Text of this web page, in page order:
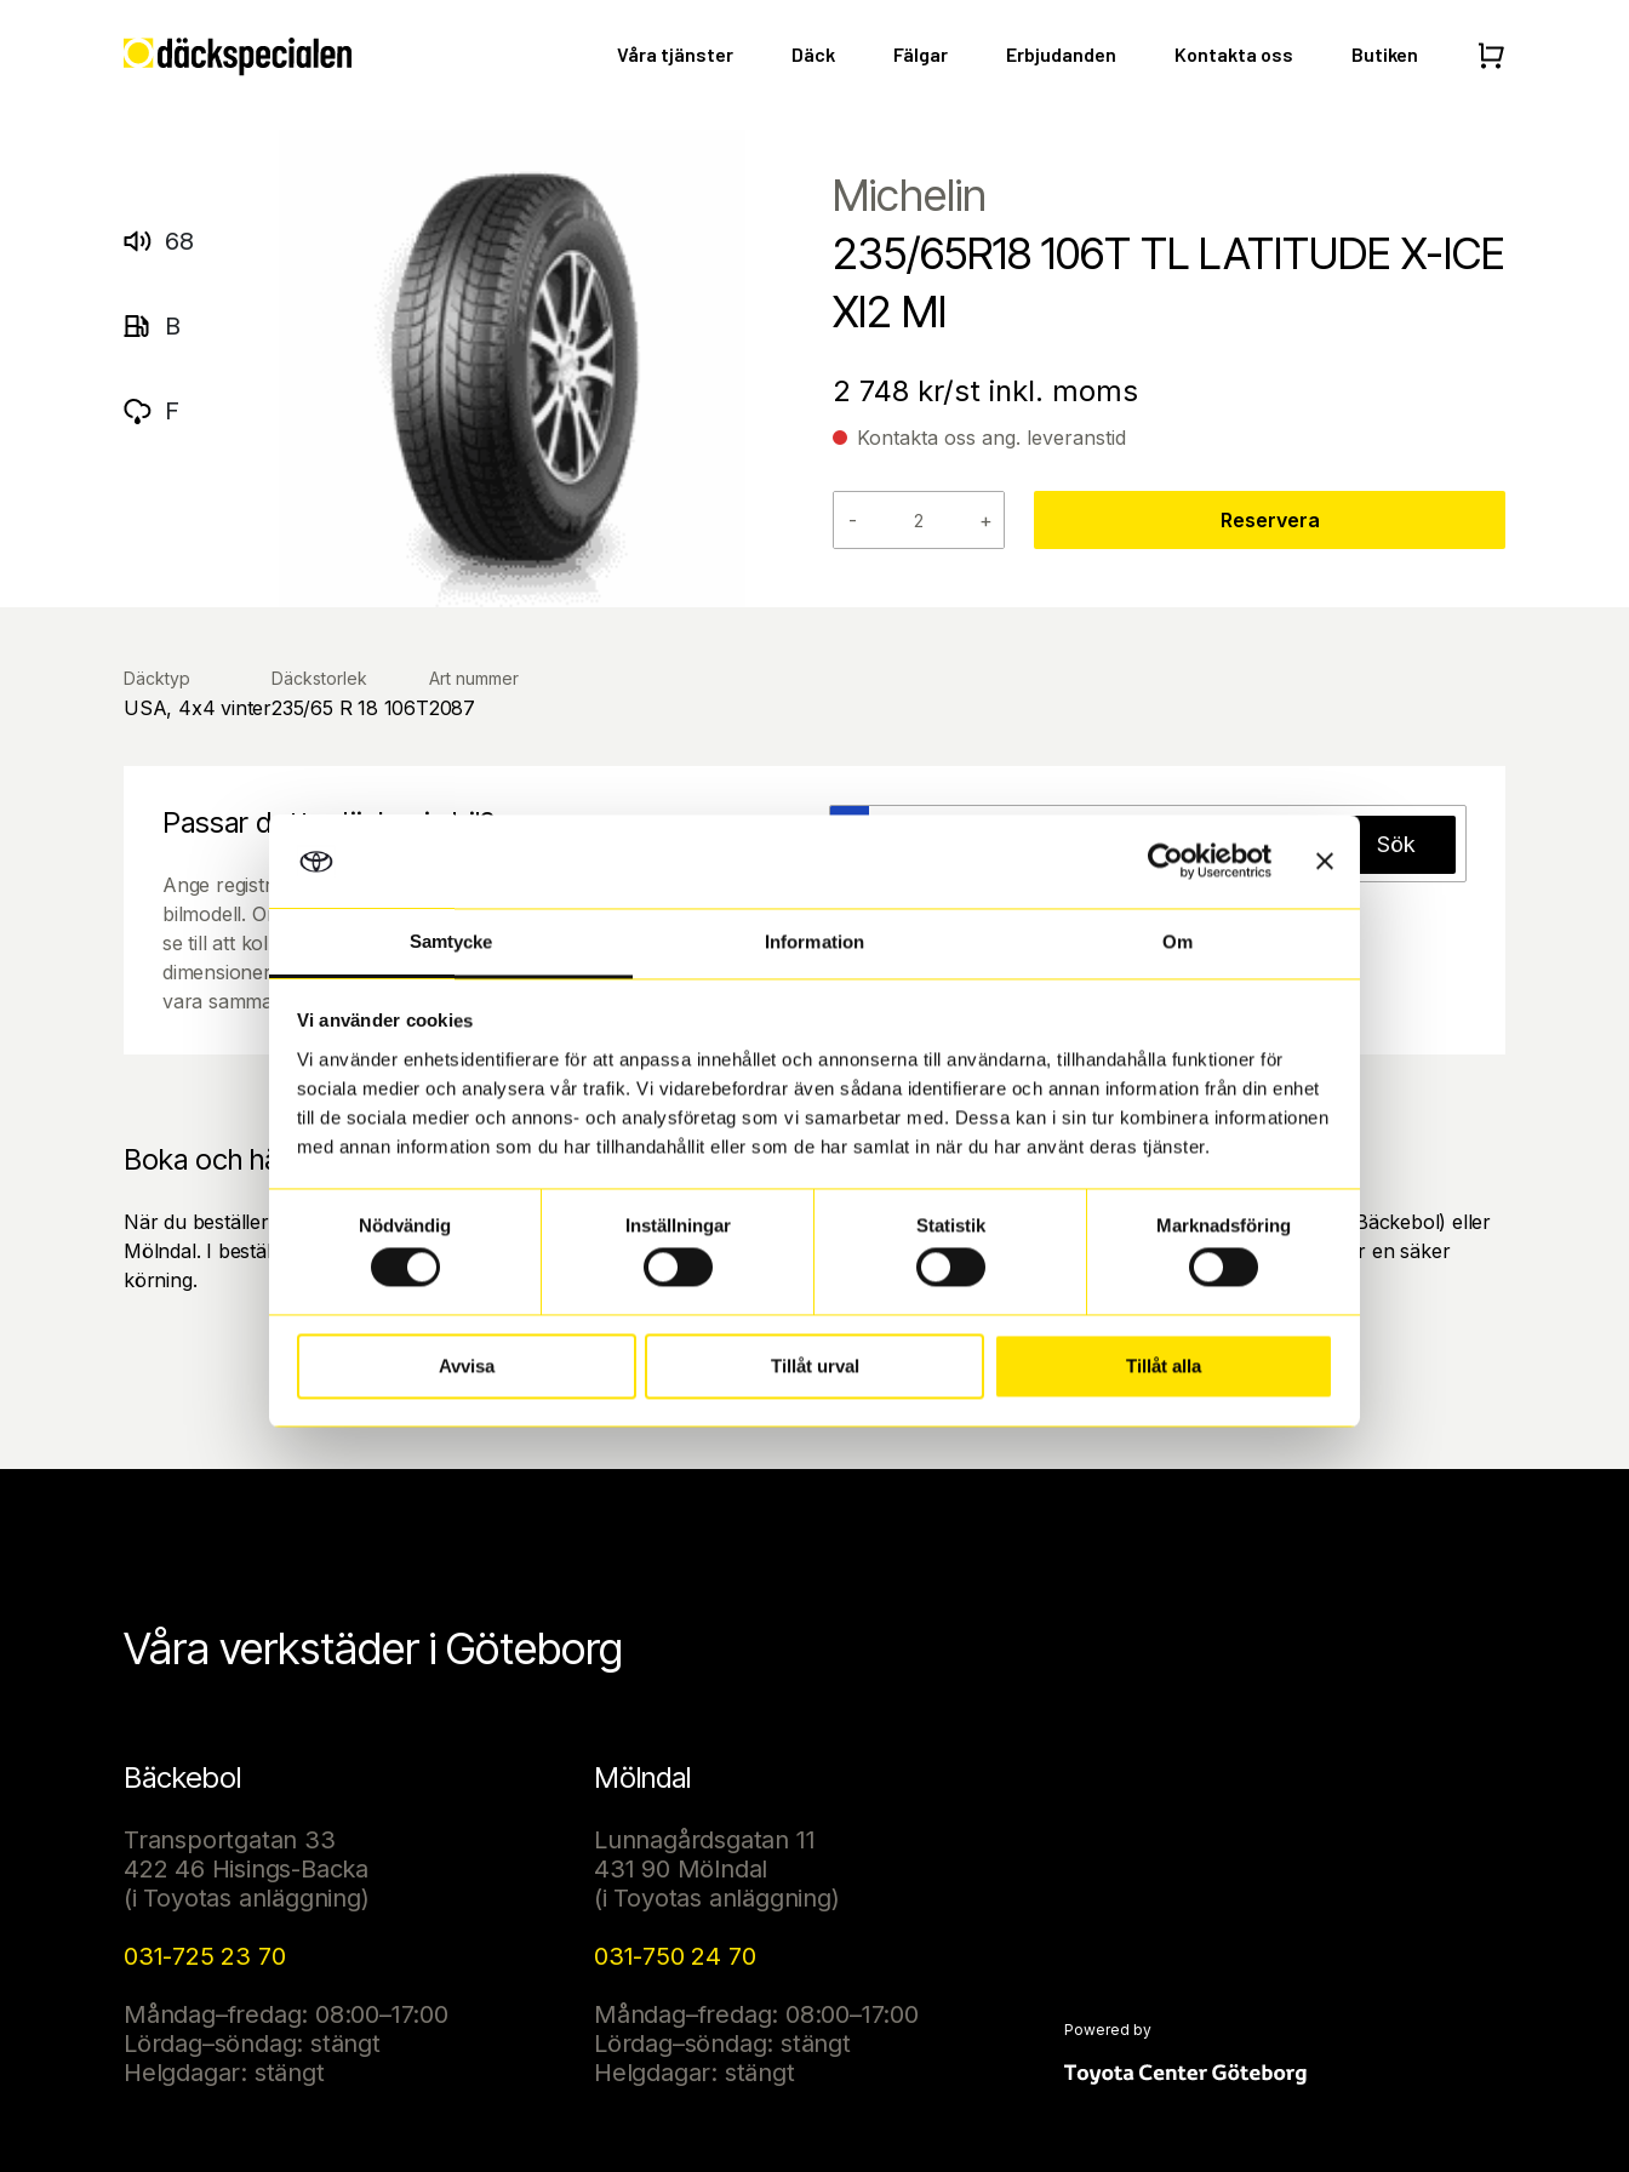
Samtycke Information Om
Vi använder cookies
Vi använder enhetsidentifierare för att anpassa innehållet och annonserna till användarna, tillhandahålla funktioner för
sociala medier och analysera vår trafik. Vi vidarebefordrar även sådana identifierare och annan information från din enhet
till de sociala medier och annons- och analysföretag som vi samarbetar med. Dessa kan i sin tur kombinera informationen
med annan information som du har tillhandahållit eller som de har samlat in när du har använt deras tjänster.
Nödvändig
Inställningar Statistik Marknadsföring
Avvisa Tillåt urval Tillåt alla
Våra tjänster Däck Fälgar Erbjudanden Kontakta oss Butiken
68
B
F
Michelin
235/65R18 106T TL LATITUDE X-ICE
XI2 MI
2 748 kr/st inkl. moms
Kontakta oss ang. leveranstid
- + Reservera
Däcktyp
USA, 4x4 vinter
Däckstorlek
235/65 R 18 106T
Art nummer
2087
Passar detta däck min bil?
Ange registreringsnummer för att se om det däck du valt passar din
bilmodell. Om du köper däck som skall sättas på dina befintliga fälgar,
se till att kolla en extra gång så att däck och fälg har samma
dimensioner. Ibland kan fälgen ha bytts ut under årens lopp och inte
vara samma dimension som bilen hade ut från fabrik.
Sök
Boka och hämta hos Däckspecialen
När du beställer dina nya däck eller fälgar hos oss levereras de direkt till någon av våra däckverkstäder i Göteborg. Välj mellan Hisingen (Bäckebol) eller
Mölndal. I beställningen anger du datum och tid för upphämtning eller service. När vi byter dina däck ser vi till att de uppfyller alla krav för en säker
körning.
Våra verkstäder i Göteborg
Bäckebol
Transportgatan 33
422 46 Hisings-Backa
(i Toyotas anläggning)
031-725 23 70
Måndag–fredag: 08:00–17:00
Lördag–söndag: stängt
Helgdagar: stängt
Mölndal
Lunnagårdsgatan 11
431 90 Mölndal
(i Toyotas anläggning)
031-750 24 70
Måndag–fredag: 08:00–17:00
Lördag–söndag: stängt
Helgdagar: stängt
Powered by